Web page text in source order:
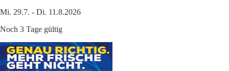
Mi. 29.7. - Di. 11.8.2026
Noch 3 Tage gültig